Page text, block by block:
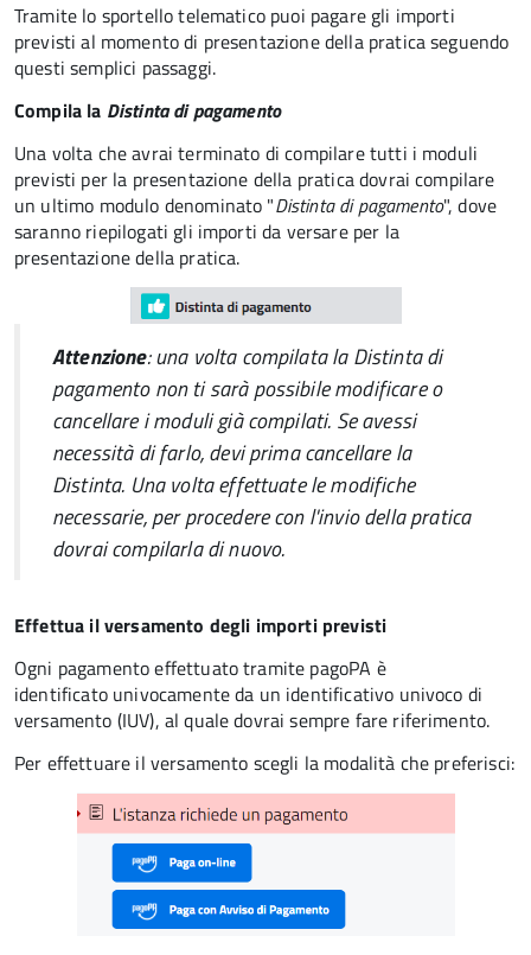
Tramite lo sportello telematico puoi pagare gli importi
previsti al momento di presentazione della pratica seguendo
questi semplici passaggi.
Compila la Distinta di pagamento
Una volta che avrai terminato di compilare tutti i moduli
previsti per la presentazione della pratica dovrai compilare
un ultimo modulo denominato "Distinta di pagamento", dove
saranno riepilogati gli importi da versare per la
presentazione della pratica.
Attenzione: una volta compilata la Distinta di
pagamento non ti sarà possibile modificare o
cancellare i moduli già compilati. Se avessi
necessità di farlo, devi prima cancellare la
Distinta. Una volta effettuate le modifiche
necessarie, per procedere con l'invio della pratica
dovrai compilarla di nuovo.
Effettua il versamento degli importi previsti
Ogni pagamento effettuato tramite pagoPA è
identificato univocamente da un identificativo univoco di
versamento (IUV), al quale dovrai sempre fare riferimento.
Per effettuare il versamento scegli la modalità che preferisci: